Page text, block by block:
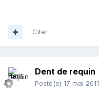
Citer
Dent de requin
Posté(e) 17 mai 2011